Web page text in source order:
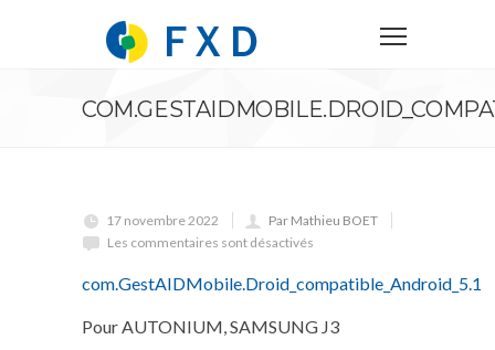
17 novembre 2022
Par Mathieu BOET
Les commentaires sont désactivés
com.GestAIDMobile.Droid_compatible_Android_5.1
Pour AUTONIUM, SAMSUNG J3